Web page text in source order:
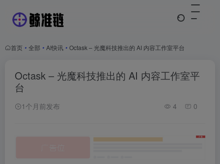
首页 • 全部 • AI快讯 • Octask – 光魔科技推出的 AI 内容工作室平台
Octask – 光魔科技推出的 AI 内容工作室平
台
1个月前发布 4 0